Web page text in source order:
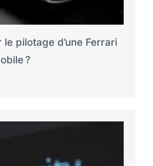
pilotage d’une Ferrari
?